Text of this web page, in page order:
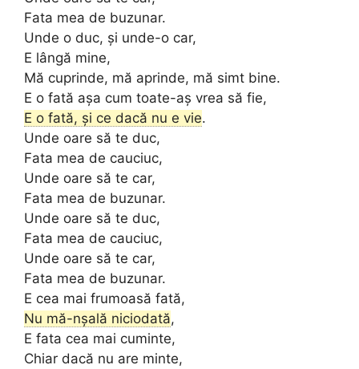
Fata mea de buzunar.
Unde o duc, și unde-o car,
E lângă mine,
Mă cuprinde, mă aprinde, mă simt bine.
E o fată așa cum toate-aș vrea să fie,
E o fată, și ce dacă nu e vie.
Unde oare să te duc,
Fata mea de cauciuc,
Unde oare să te car,
Fata mea de buzunar.
Unde oare să te duc,
Fata mea de cauciuc,
Unde oare să te car,
Fata mea de buzunar.
E cea mai frumoasă fată,
Nu mă-nșală niciodată,
E fata cea mai cuminte,
Chiar dacă nu are minte,